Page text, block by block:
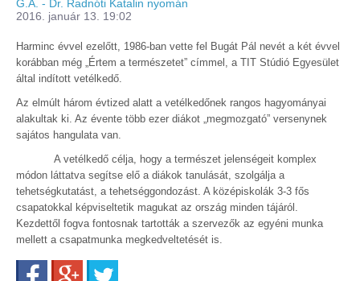
G.Á. - Dr. Radnóti Katalin nyomán
2016. január 13. 19:02
Harminc évvel ezelőtt, 1986-ban vette fel Bugát Pál nevét a két évvel
korábban még „Értem a természetet” címmel, a TIT Stúdió Egyesület
által indított vetélkedő.
Az elmúlt három évtized alatt a vetélkedőnek rangos hagyományai
alakultak ki. Az évente több ezer diákot „megmozgató” versenynek
sajátos hangulata van.
A vetélkedő célja, hogy a természet jelenségeit komplex
módon láttatva segítse elő a diákok tanulását, szolgálja a
tehetségkutatást, a tehetséggondozást. A középiskolák 3-3 fős
csapatokkal képviseltetik magukat az ország minden tájáról.
Kezdettől fogva fontosnak tartották a szervezők az egyéni munka
mellett a csapatmunka megkedveltetését is.
FacebookGoogle+